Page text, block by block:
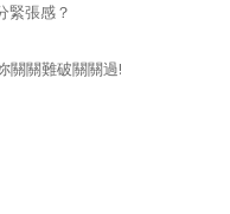
緊張感？​
關關難破關關過!​